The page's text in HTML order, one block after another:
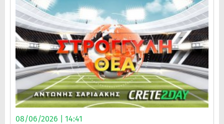
08/06/2026 | 14:41